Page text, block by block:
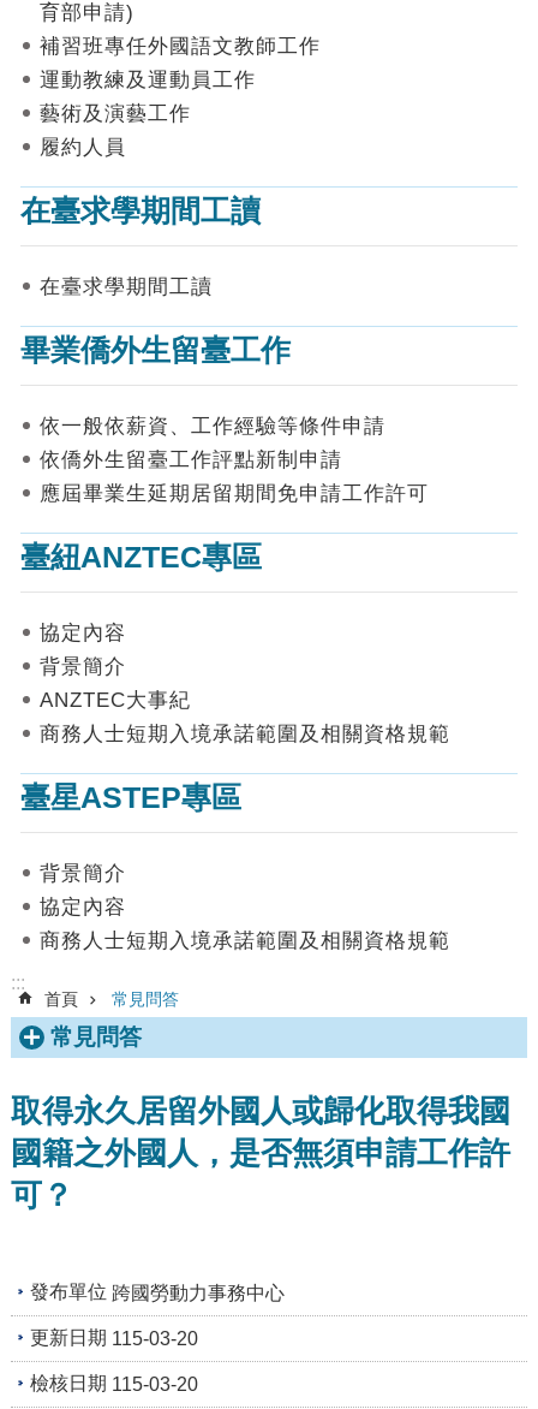
申
請
表
上
申
請
請
進
詢
見
答
統
數
據
首
網
站
覽
絡
我
們
English
隱
私
權
及
資
政
策
政
府
育部申請)
補習班專任外國語文教師工作
運動教練及運動員工作
藝術及演藝工作
履約人員
在臺求學期間工讀
在臺求學期間工讀
畢業僑外生留臺工作
依一般依薪資、工作經驗等條件申請
依僑外生留臺工作評點新制申請
應屆畢業生延期居留期間免申請工作許可
臺紐ANZTEC專區
協定內容
背景簡介
ANZTEC大事紀
商務人士短期入境承諾範圍及相關資格規範
臺星ASTEP專區
背景簡介
協定內容
商務人士短期入境承諾範圍及相關資格規範
:::
首頁 常見問答
常見問答
取得永久居留外國人或歸化取得我國
國籍之外國人，是否無須申請工作許
可？
發布單位 跨國勞動力事務中心
更新日期 115-03-20
檢核日期 115-03-20